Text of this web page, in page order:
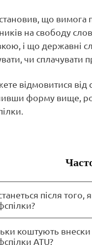
що вимога
на свободу
і що державні
чи сплачувати
відмовитися від
форму вище,
після того,
коштують
ATU?